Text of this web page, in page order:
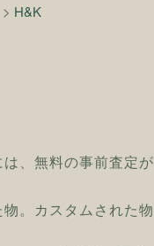
> H&K
、無料の事前査定が
。カスタムされた物